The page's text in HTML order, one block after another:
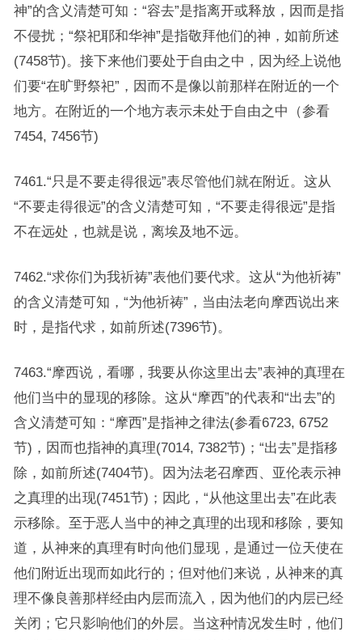
神”的含义清楚可知：“容去”是指离开或释放，因而是指
不侵扰；“祭祀耶和华神”是指敬拜他们的神，如前所述
(7458节)。接下来他们要处于自由之中，因为经上说他
们要“在旷野祭祀”，因而不是像以前那样在附近的一个
地方。在附近的一个地方表示未处于自由之中（参看
7454, 7456节)
7461.“只是不要走得很远”表尽管他们就在附近。这从
“不要走得很远”的含义清楚可知，“不要走得很远”是指
不在远处，也就是说，离埃及地不远。
7462.“求你们为我祈祷”表他们要代求。这从“为他祈祷”
的含义清楚可知，“为他祈祷”，当由法老向摩西说出来
时，是指代求，如前所述(7396节)。
7463.“摩西说，看哪，我要从你这里出去”表神的真理在
他们当中的显现的移除。这从“摩西”的代表和“出去”的
含义清楚可知：“摩西”是指神之律法(参看6723, 6752
节)，因而也指神的真理(7014, 7382节)；“出去”是指移
除，如前所述(7404节)。因为法老召摩西、亚伦表示神
之真理的出现(7451节)；因此，“从他这里出去”在此表
示移除。至于恶人当中的神之真理的出现和移除，要知
道，从神来的真理有时向他们显现，是通过一位天使在
他们附近出现而如此行的；但对他们来说，从神来的真
理不像良善那样经由内层而流入，因为他们的内层已经
关闭；它只影响他们的外层。当这种情况发生时，他们